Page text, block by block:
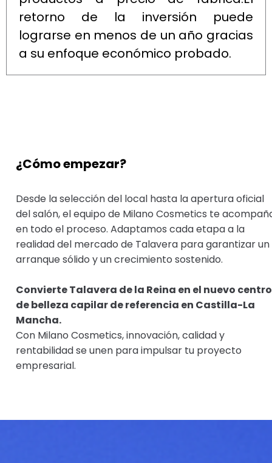
retorno de la inversión puede
lograrse en menos de un año gracias
a su enfoque económico probado.
¿Cómo empezar?
Desde la selección del local hasta la apertura oficial
del salón, el equipo de Milano Cosmetics te
en todo el proceso. Adaptamos cada etapa a la
realidad del mercado de Talavera para garantizar un
arranque sólido y un crecimiento sostenido.
Convierte Talavera de la Reina en el nuevo centro
de belleza capilar de referencia en Castilla-La
Mancha.
Con Milano Cosmetics, innovación, calidad y
rentabilidad se unen para impulsar tu proyecto
empresarial.